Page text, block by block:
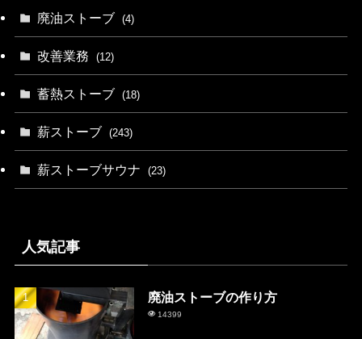
廃油ストーブ (4)
改善業務 (12)
蓄熱ストーブ (18)
薪ストーブ (243)
薪ストーブサウナ (23)
人気記事
廃油ストーブの作り方
14399